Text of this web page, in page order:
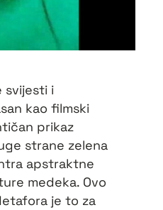
svijesti i
kao filmski
prikaz
strane zelena
apstraktne
medeka. Ovo
je to za